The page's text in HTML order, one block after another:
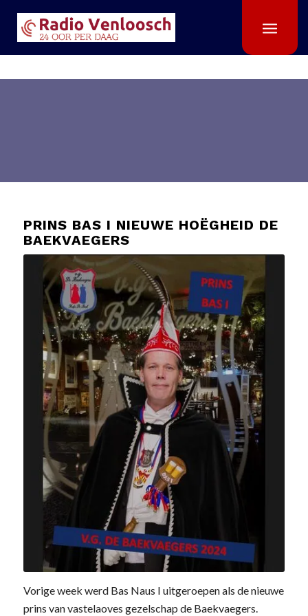
PRINS BAS I NIEUWE HOËGHEID DE
BAEKVAEGERS
Vorige week werd Bas Naus I uitgeroepen als de nieuwe
prins van vastelaoves gezelschap de Baekvaegers.